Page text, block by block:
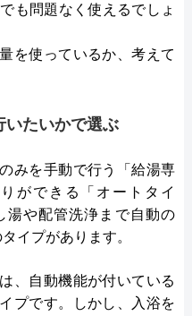
も問題なく使えるでしょ
を使っているか、考えて
いたいかで選ぶ
みを手動で行う「給湯専
ができる「オートタイ
湯や配管洗浄まで自動の
イプがあります。
、自動機能が付いている
プです。しかし、入浴を